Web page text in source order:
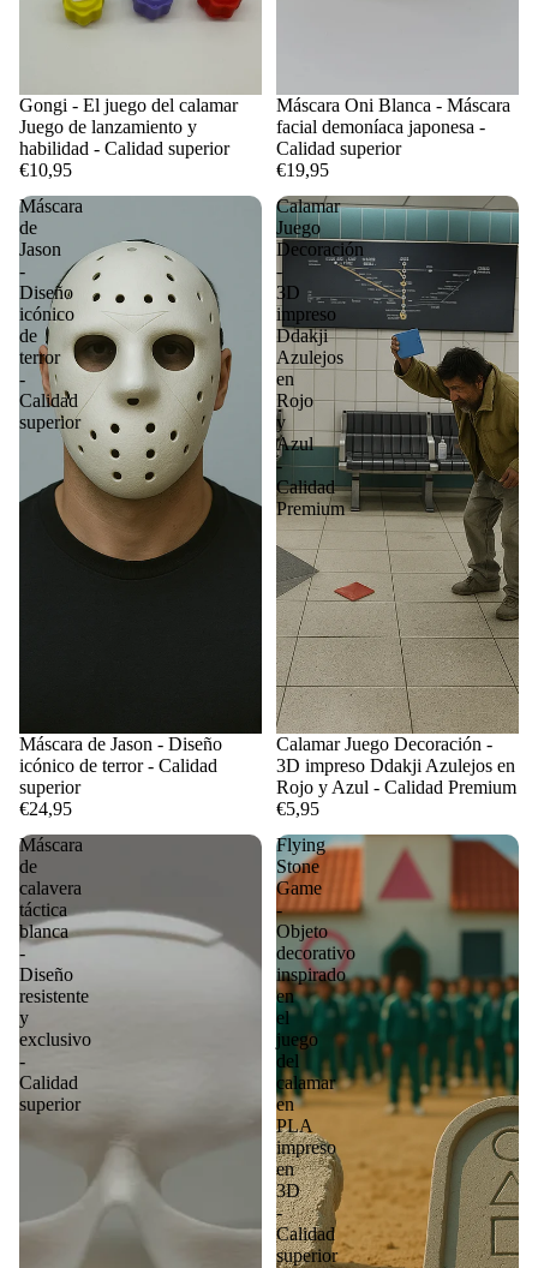
Gongi - El juego del calamar
Juego de lanzamiento y
habilidad - Calidad superior
€10,95
Máscara Oni Blanca - Máscara
facial demoníaca japonesa -
Calidad superior
€19,95
Máscara
de
Jason
-
Diseño
icónico
de
terror
-
Calidad
superior
Máscara de Jason - Diseño
icónico de terror - Calidad
superior
€24,95
Calamar
Juego
Decoración
-
3D
impreso
Ddakji
Azulejos
en
Rojo
y
Azul
-
Calidad
Premium
Calamar Juego Decoración -
3D impreso Ddakji Azulejos en
Rojo y Azul - Calidad Premium
€5,95
Máscara
de
calavera
táctica
blanca
-
Diseño
resistente
y
exclusivo
-
Calidad
superior
Flying
Stone
Game
-
Objeto
decorativo
inspirado
en
el
juego
del
calamar
en
PLA
impreso
en
3D
-
Calidad
superior